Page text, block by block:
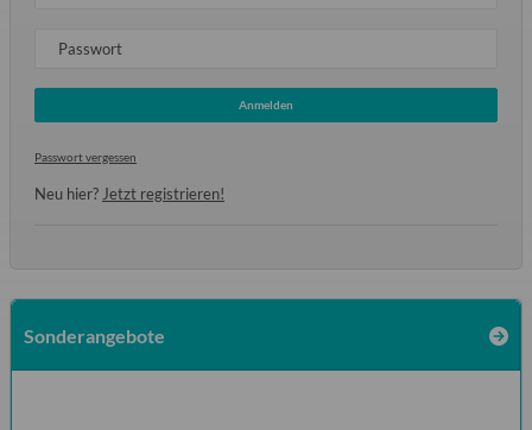
Passwort
Anmelden
Passwort vergessen
Neu hier?Jetzt registrieren!
Sonderangebote